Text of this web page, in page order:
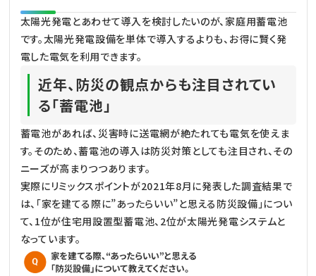
太陽光発電とあわせて導入を検討したいのが、家庭用蓄電池
です。太陽光発電設備を単体で導入するよりも、お得に賢く発
電した電気を利用できます。
近年、防災の観点からも注目されてい
る「蓄電池」
蓄電池があれば、災害時に送電網が絶たれても電気を使えま
す。そのため、蓄電池の導入は防災対策としても注目され、その
ニーズが高まりつつあります。
実際にリミックスポイントが2021年8月に発表した調査結果で
は、「家を建てる際に”あったらいい”と思える防災設備」につい
て、1位が住宅用設置型蓄電池、2位が太陽光発電システムと
なっています。